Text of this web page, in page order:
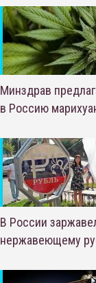
Минздрав
в Россию
В России
нержавеющему